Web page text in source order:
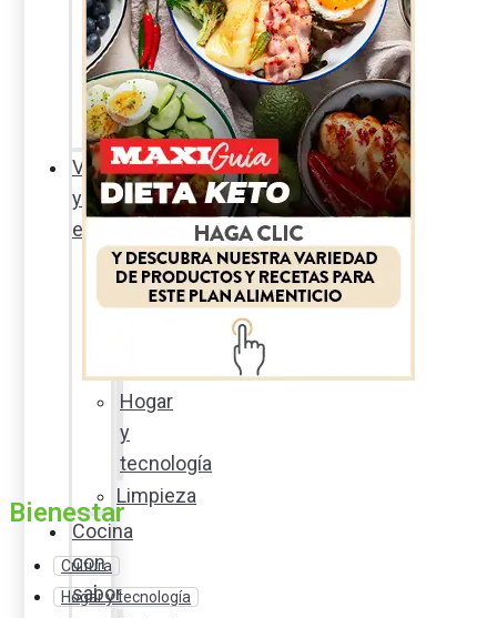
Sexualidad
responsable
En
la
percha
Vida
y
estilo
Productos
nuevos
Hogar
y
tecnología
Limpieza
Cocina
con
sabor
Bienestar
Cultura
Hogar y tecnología